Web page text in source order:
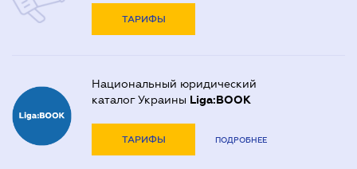
ТАРИФЫ
Национальный юридический
каталог Украины Liga:BOOK
ТАРИФЫ ПОДРОБНЕЕ